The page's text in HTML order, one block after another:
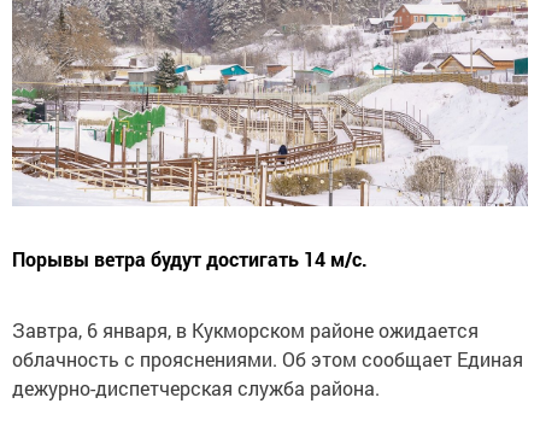
Порывы ветра будут достигать 14 м/с.
Завтра, 6 января, в Кукморском районе ожидается
облачность с прояснениями. Об этом сообщает Единая
дежурно-диспетчерская служба района.